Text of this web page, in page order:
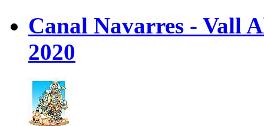
Canal Navarres - Vall
2020